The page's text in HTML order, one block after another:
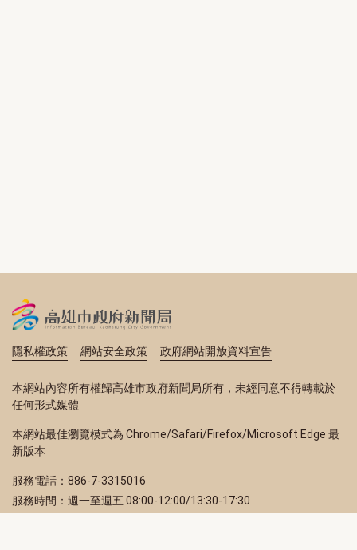
隱私權政策 網站安全政策 政府網站開放資料宣告
本網站內容所有權歸高雄市政府新聞局所有，未經同意不得轉載於
任何形式媒體
本網站最佳瀏覽模式為 Chrome/Safari/Firefox/Microsoft Edge 最
新版本
服務電話：886-7-3315016
服務時間：週一至週五 08:00-12:00/13:30-17:30